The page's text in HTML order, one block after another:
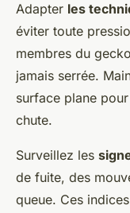
Adapter les
éviter toute
membres du
jamais serrée.
surface plane
chute.
Surveillez les
de fuite, des
queue. Ces